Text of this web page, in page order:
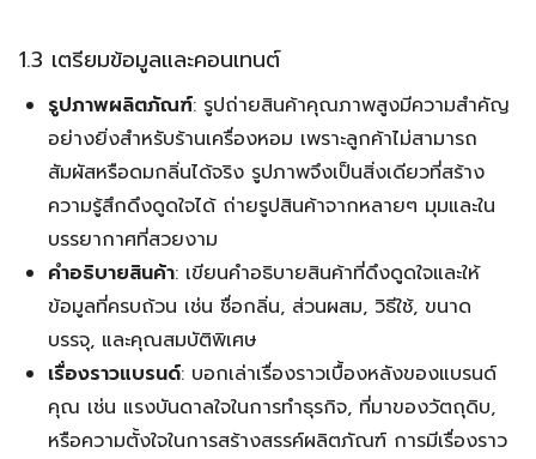
1.3 เตรียมข้อมูลและคอนเทนต์
รูปภาพผลิตภัณฑ์: รูปถ่ายสินค้าคุณภาพสูงมีความสำคัญ
อย่างยิ่งสำหรับร้านเครื่องหอม เพราะลูกค้าไม่สามารถ
สัมผัสหรือดมกลิ่นได้จริง รูปภาพจึงเป็นสิ่งเดียวที่สร้าง
ความรู้สึกดึงดูดใจได้ ถ่ายรูปสินค้าจากหลายๆ มุมและใน
บรรยากาศที่สวยงาม
คำอธิบายสินค้า: เขียนคำอธิบายสินค้าที่ดึงดูดใจและให้
ข้อมูลที่ครบถ้วน เช่น ชื่อกลิ่น, ส่วนผสม, วิธีใช้, ขนาด
บรรจุ, และคุณสมบัติพิเศษ
เรื่องราวแบรนด์: บอกเล่าเรื่องราวเบื้องหลังของแบรนด์
คุณ เช่น แรงบันดาลใจในการทำธุรกิจ, ที่มาของวัตถุดิบ,
หรือความตั้งใจในการสร้างสรรค์ผลิตภัณฑ์ การมีเรื่องราว